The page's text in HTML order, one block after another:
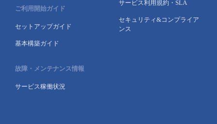
ご利用開始ガイド
セットアップガイド
基本構築ガイド
故障・メンテナンス情報
サービス稼働状況
サービス利用規約・SLA
セキュリティ&コンプライア
ンス